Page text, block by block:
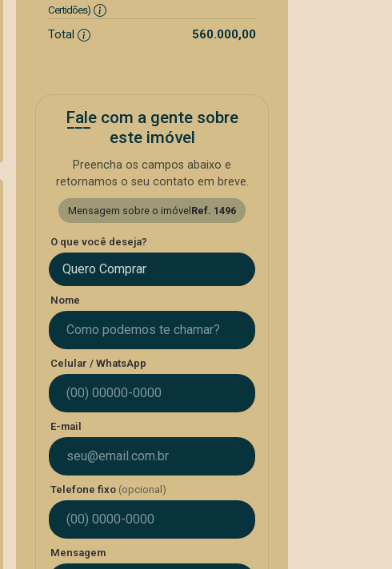
Certidões)
Total 560.000,00
Fale com a gente sobre
este imóvel
Preencha os campos abaixo e
retornamos o seu contato em breve.
Mensagem sobre o imóvel Ref. 1496
O que você deseja?
Quero Comprar
Nome
Celular / WhatsApp
E-mail
Telefone fixo (opcional)
Mensagem